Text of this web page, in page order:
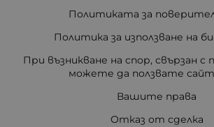
Политиката за
Политика за използване на
При възникване на спор, свързан с
можете да ползвате
Вашите права
Отказ от сделка